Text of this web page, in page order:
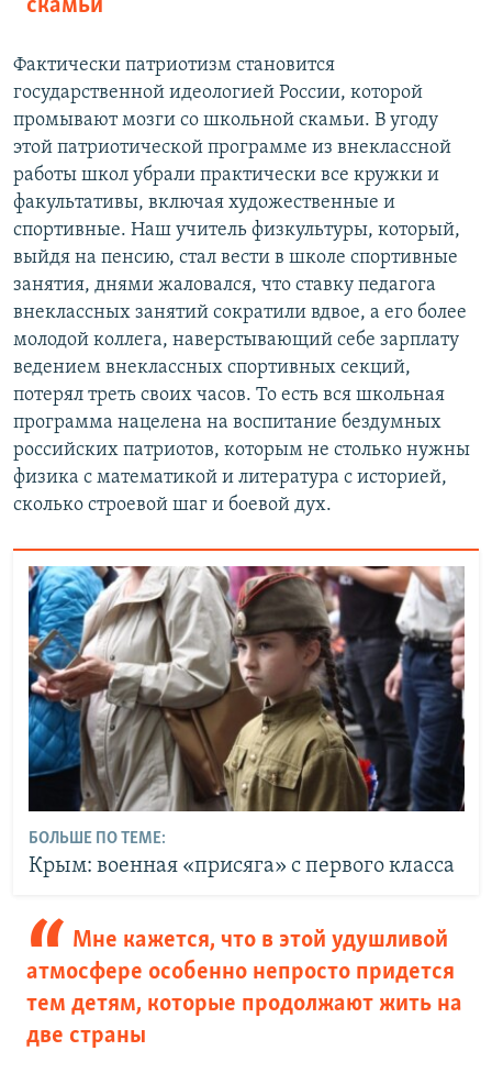
скамьи
Фактически патриотизм становится
государственной идеологией России, которой
промывают мозги со школьной скамьи. В угоду
этой патриотической программе из внеклассной
работы школ убрали практически все кружки и
факультативы, включая художественные и
спортивные. Наш учитель физкультуры, который,
выйдя на пенсию, стал вести в школе спортивные
занятия, днями жаловался, что ставку педагога
внеклассных занятий сократили вдвое, а его более
молодой коллега, наверстывающий себе зарплату
ведением внеклассных спортивных секций,
потерял треть своих часов. То есть вся школьная
программа нацелена на воспитание бездумных
российских патриотов, которым не столько нужны
физика с математикой и литература с историей,
сколько строевой шаг и боевой дух.
БОЛЬШЕ ПО ТЕМЕ:
Крым: военная «присяга» с первого класса
Мне кажется, что в этой удушливой
атмосфере особенно непросто придется
тем детям, которые продолжают жить на
две страны